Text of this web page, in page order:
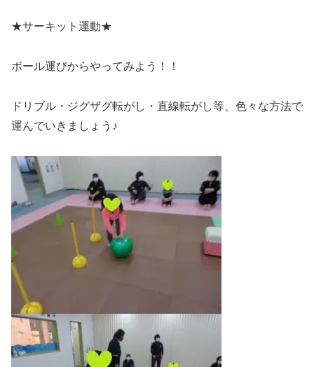
★サーキット運動★
ボール運びからやってみよう！！
ドリブル・ジグザグ転がし・直線転がし等、色々な方法で
運んでいきましょう♪